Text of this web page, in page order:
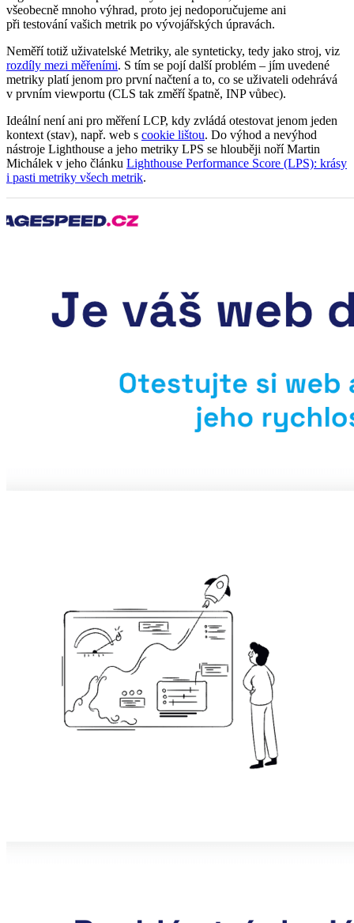
všeobecně mnoho výhrad, proto jej nedoporučujeme ani
při testování vašich metrik po vývojářských úpravách.
Neměří totiž uživatelské Metriky, ale synteticky, tedy jako stroj, viz
rozdíly mezi měřeními. S tím se pojí další problém – jím uvedené
metriky platí jenom pro první načtení a to, co se uživateli odehrává
v prvním viewportu (CLS tak změří špatně, INP vůbec).
Ideální není ani pro měření LCP, kdy zvládá otestovat jenom jeden
kontext (stav), např. web s cookie lištou. Do výhod a nevýhod
nástroje Lighthouse a jeho metriky LPS se hlouběji noří Martin
Michálek v jeho článku Lighthouse Performance Score (LPS): krásy
i pasti metriky všech metrik.